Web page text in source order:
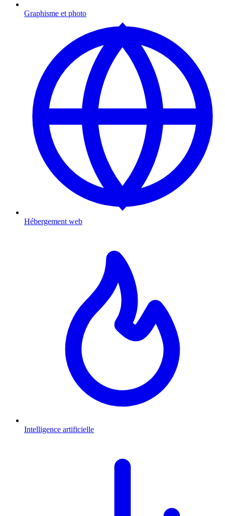
Graphisme et photo
Hébergement web
Intelligence artificielle